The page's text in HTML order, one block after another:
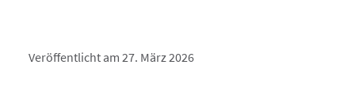
Veröffentlicht am 27. März 2026